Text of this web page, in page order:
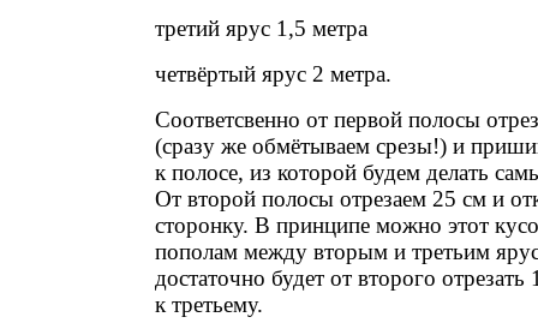
третий ярус 1,5 метра
четвёртый ярус 2 метра.
Соответсвенно от первой полосы
(сразу же обмётываем срезы!) и
к полосе, из которой будем делать
От второй полосы отрезаем 25 см и
сторонку. В принципе можно этот
пополам между вторым и третьим
достаточно будет от второго
к третьему.